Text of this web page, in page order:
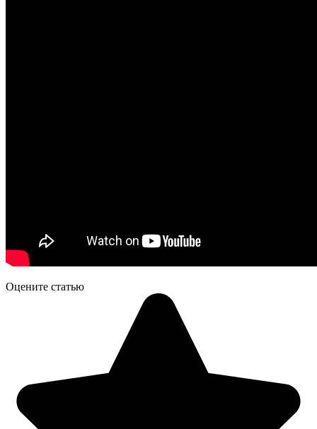
Оцените статью